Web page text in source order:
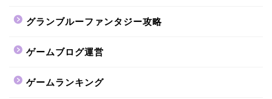
グランブルーファンタジー攻略
ゲームブログ運営
ゲームランキング